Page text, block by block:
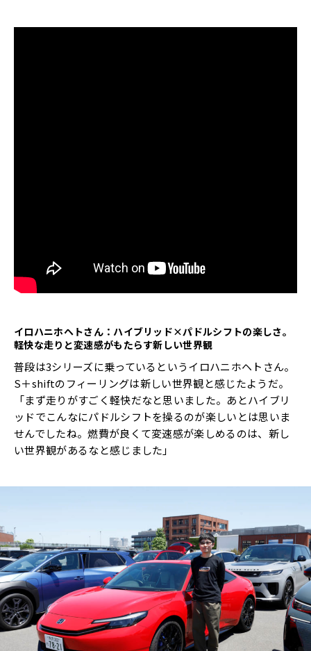
イロハニホヘトさん：ハイブリッド×パドルシフトの楽しさ。
軽快な走りと変速感がもたらす新しい世界観
普段は3シリーズに乗っているというイロハニホヘトさん。
S＋shiftのフィーリングは新しい世界観と感じたようだ。
「まず走りがすごく軽快だなと思いました。あとハイブリ
ッドでこんなにパドルシフトを操るのが楽しいとは思いま
せんでしたね。燃費が良くて変速感が楽しめるのは、新し
い世界観があるなと感じました」